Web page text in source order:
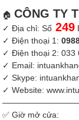
🏠 CÔNG TY
✓ Địa chỉ: Số 249
✓ Điện thoại 1:
✓ Điện thoại 2: 033
✓ Email:
✓ Skype:
✓ Website:
✅ Giờ mở cửa: